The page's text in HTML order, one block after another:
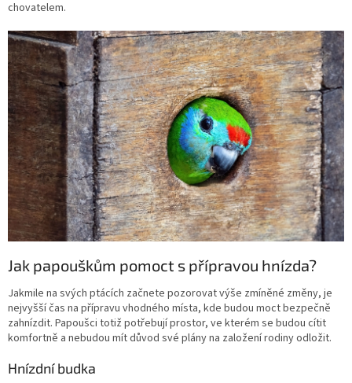
chovatelem.
Jak papouškům pomoct s přípravou hnízda?
Jakmile na svých ptácích začnete pozorovat výše zmíněné změny, je
nejvyšší čas na přípravu vhodného místa, kde budou moct bezpečně
zahnízdit. Papoušci totiž potřebují prostor, ve kterém se budou cítit
komfortně a nebudou mít důvod své plány na založení rodiny odložit.
Hnízdní budka